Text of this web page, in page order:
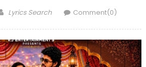
Author
Lyrics Search Comment(0)